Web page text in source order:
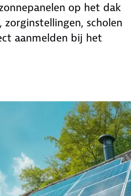
op het dak
scholen
aanmelden bij het